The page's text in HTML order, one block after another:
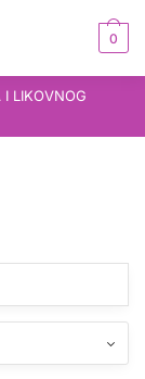
0
I LIKOVNOG